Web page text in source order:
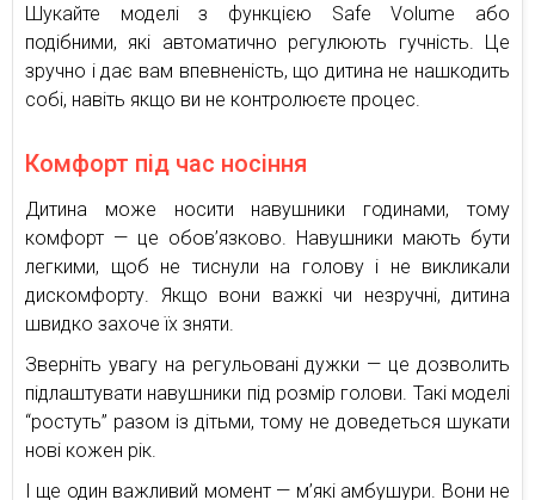
Шукайте моделі з функцією Safe Volume або
подібними, які автоматично регулюють гучність. Це
зручно і дає вам впевненість, що дитина не нашкодить
собі, навіть якщо ви не контролюєте процес.
Комфорт під час носіння
Дитина може носити навушники годинами, тому
комфорт — це обов’язково. Навушники мають бути
легкими, щоб не тиснули на голову і не викликали
дискомфорту. Якщо вони важкі чи незручні, дитина
швидко захоче їх зняти.
Зверніть увагу на регульовані дужки — це дозволить
підлаштувати навушники під розмір голови. Такі моделі
“ростуть” разом із дітьми, тому не доведеться шукати
нові кожен рік.
І ще один важливий момент — м’які амбушури. Вони не